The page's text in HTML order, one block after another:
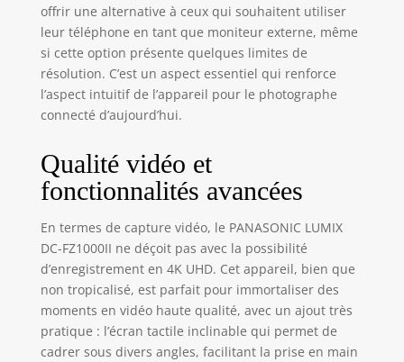
incroyable, mais
vous pouvez
également revenir
sur les images et
sélectionner des
Vision optimale et
contrôle manuel :
toucher avec les
doigts
offrir une alternative à ceux qui souhaitent utiliser
leur téléphone en tant que moniteur externe, même
si cette option présente quelques limites de
résolution. C’est un aspect essentiel qui renforce
l’aspect intuitif de l’appareil pour le photographe
connecté d’aujourd’hui.
Qualité vidéo et
fonctionnalités avancées
En termes de capture vidéo, le PANASONIC LUMIX
DC-FZ1000II ne déçoit pas avec la possibilité
d’enregistrement en 4K UHD. Cet appareil, bien que
non tropicalisé, est parfait pour immortaliser des
moments en vidéo haute qualité, avec un ajout très
pratique : l’écran tactile inclinable qui permet de
cadrer sous divers angles, facilitant la prise en main